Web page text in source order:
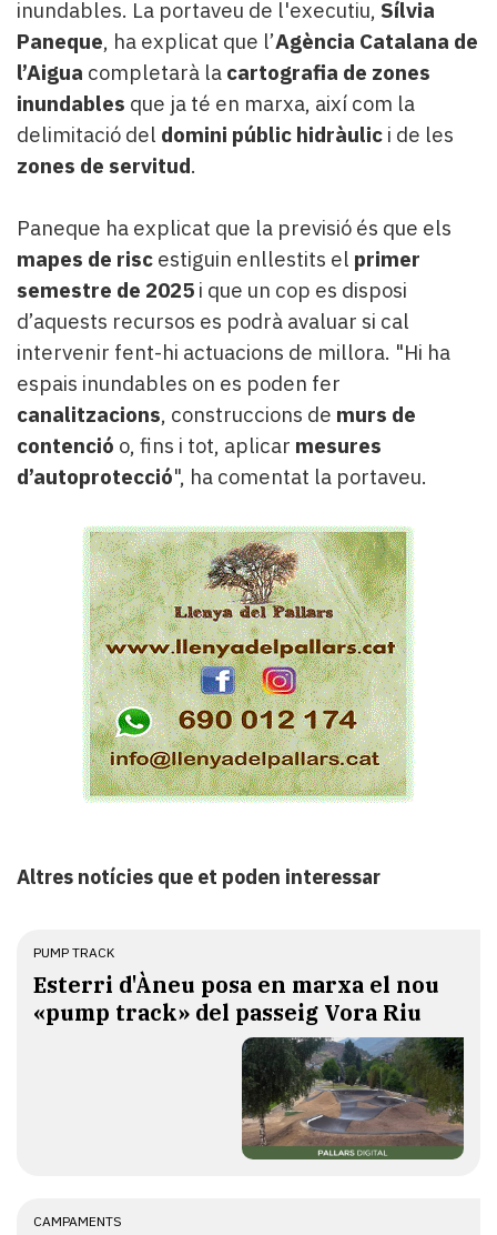
inundables. La portaveu de l'executiu, Sílvia
Paneque, ha explicat que l’Agència Catalana de
l’Aigua completarà la cartografia de zones
inundables que ja té en marxa, així com la
delimitació del domini públic hidràulic i de les
zones de servitud.
Paneque ha explicat que la previsió és que els
mapes de risc estiguin enllestits el primer
semestre de 2025 i que un cop es disposi
d’aquests recursos es podrà avaluar si cal
intervenir fent-hi actuacions de millora. "Hi ha
espais inundables on es poden fer
canalitzacions, construccions de murs de
contenció o, fins i tot, aplicar mesures
d’autoprotecció", ha comentat la portaveu.
Altres notícies que et poden interessar
PUMP TRACK
Esterri d'Àneu posa en marxa el nou
«pump track» del passeig Vora Riu
CAMPAMENTS